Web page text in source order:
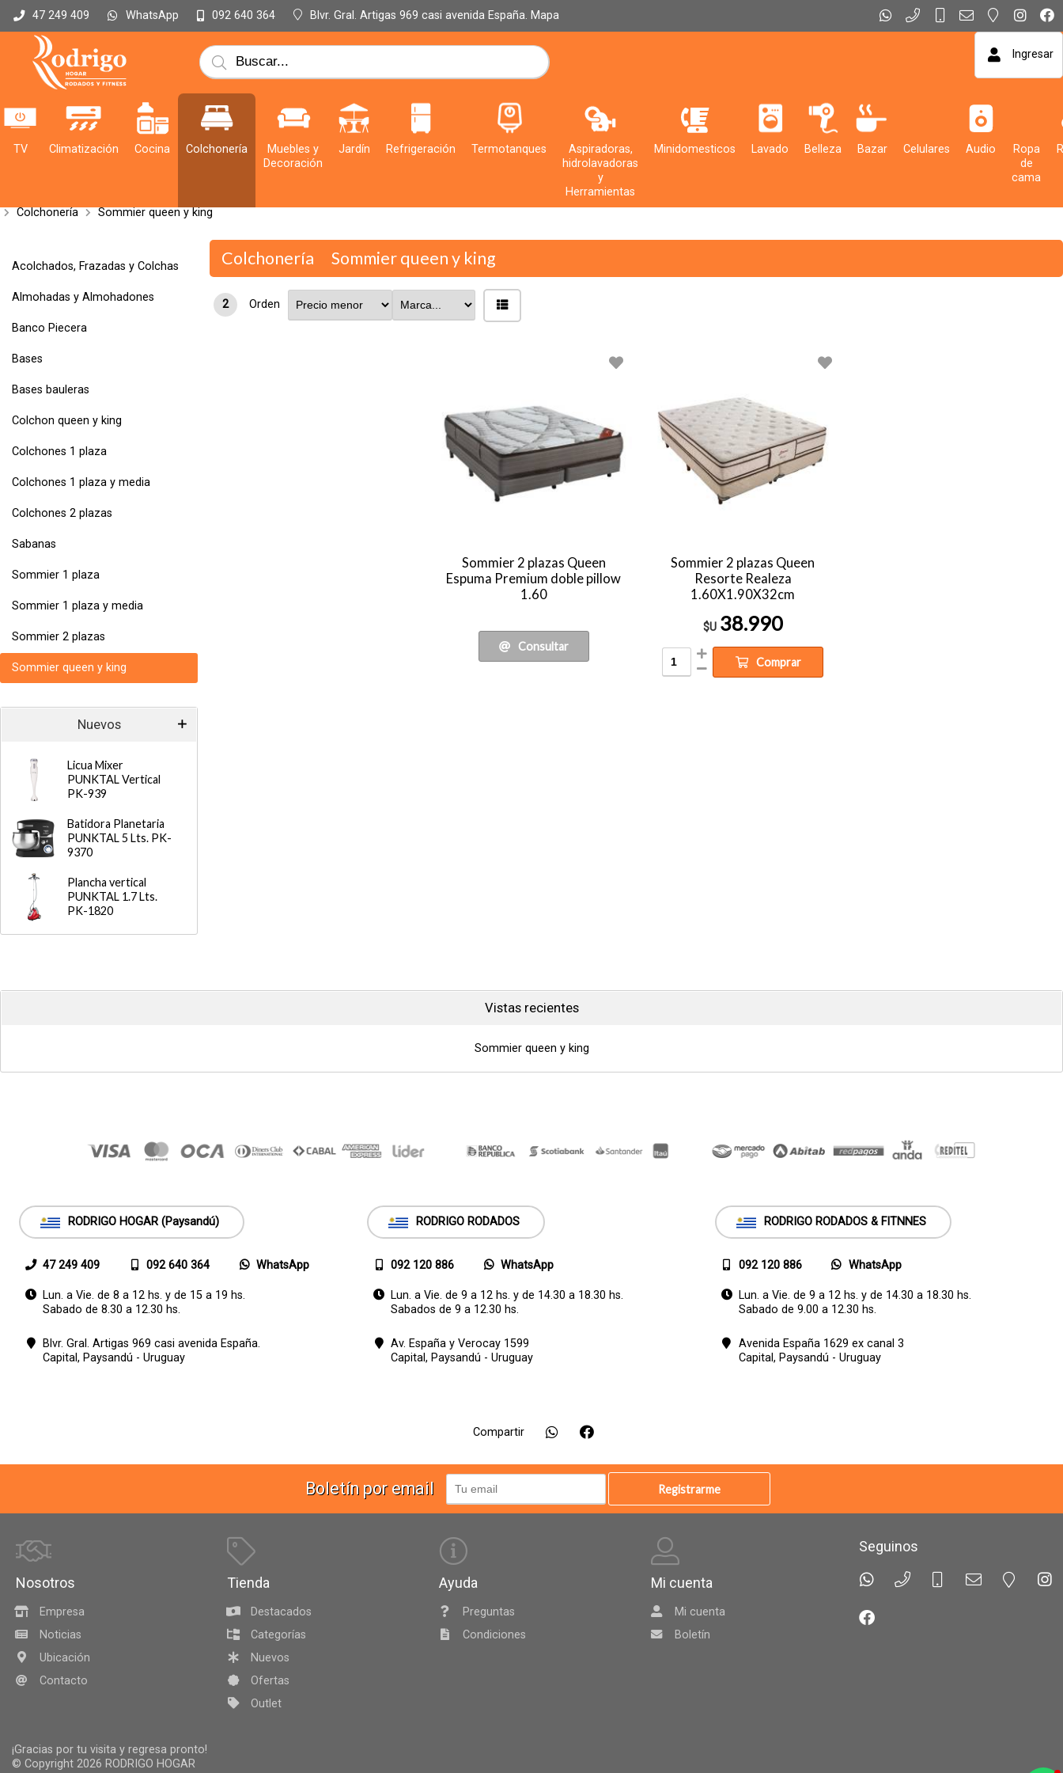
47 249 409 WhatsApp 092 640 364 Blvr. Gral. Artigas 969 casi avenida España. Mapa
Ingresar
TV Climatización Cocina Colchonería
Muebles y
Decoración
Jardín Refrigeración Termotanques
Aspiradoras,
hidrolavadoras
y
Herramientas
Minidomesticos Lavado Belleza Bazar Celulares Audio
Ropa
de
cama
Colchonería Sommier queen y king
Acolchados, Frazadas y Colchas
Almohadas y Almohadones
Banco Piecera
Bases
Bases bauleras
Colchon queen y king
Colchones 1 plaza
Colchones 1 plaza y media
Colchones 2 plazas
Sabanas
Sommier 1 plaza
Sommier 1 plaza y media
Sommier 2 plazas
Sommier queen y king
Nuevos
Licua Mixer
PUNKTAL Vertical
PK-939
Batidora Planetaria
PUNKTAL 5 Lts. PK-
9370
Plancha vertical
PUNKTAL 1.7 Lts.
PK-1820
Colchonería Sommier queen y king
2 Orden
Sommier 2 plazas Queen
Espuma Premium doble pillow
1.60
Consultar
Sommier 2 plazas Queen
Resorte Realeza
1.60X1.90X32cm
$U 38.990
Comprar
Vistas recientes
Sommier queen y king
RODRIGO HOGAR (Paysandú)
47 249 409 092 640 364 WhatsApp
Lun. a Vie. de 8 a 12 hs. y de 15 a 19 hs.
Sabado de 8.30 a 12.30 hs.
Blvr. Gral. Artigas 969 casi avenida España.
Capital, Paysandú - Uruguay
RODRIGO RODADOS
092 120 886 WhatsApp
Lun. a Vie. de 9 a 12 hs. y de 14.30 a 18.30 hs.
Sabados de 9 a 12.30 hs.
Av. España y Verocay 1599
Capital, Paysandú - Uruguay
RODRIGO RODADOS & FITNNES
092 120 886 WhatsApp
Lun. a Vie. de 9 a 12 hs. y de 14.30 a 18.30 hs.
Sabado de 9.00 a 12.30 hs.
Avenida España 1629 ex canal 3
Capital, Paysandú - Uruguay
Compartir
Boletín por email Registrarme
Nosotros
Empresa
Noticias
Ubicación
Contacto
Tienda
Destacados
Categorías
Nuevos
Ofertas
Outlet
Ayuda
Preguntas
Condiciones
Mi cuenta
Mi cuenta
Boletín
Seguinos
¡Gracias por tu visita y regresa pronto!
© Copyright 2026 RODRIGO HOGAR